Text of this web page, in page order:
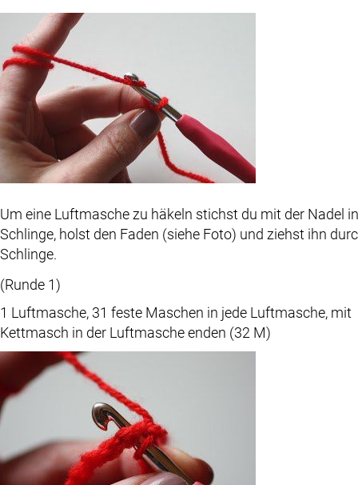
Um eine Luftmasche zu häkeln stichst du mit der Nadel
Schlinge, holst den Faden (siehe Foto) und ziehst ihn
Schlinge.
(Runde 1)
1 Luftmasche, 31 feste Maschen in jede Luftmasche, mit
Kettmasch in der Luftmasche enden (32 M)